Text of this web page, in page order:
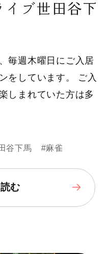
イブ世田谷下
毎週木曜日にご入居
をしています。 ご入
しまれていた方は多
谷下馬 #麻雀
む